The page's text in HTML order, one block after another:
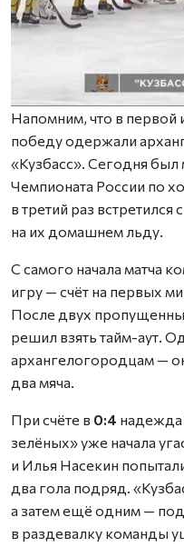
Напомним, что в первой
победу одержали
«Кузбасс». Сегодня был
Чемпионата России по
в третий раз
на их домашнем льду.
С самого начала матча
игру — счёт на первых
После двух
решил взять тайм-аут.
архангелогородцам —
два мяча.
При счёте в 0:4
зелёных» уже начала
и Илья Насекин
два гола подряд.
а затем ещё одним —
в раздевалку команды